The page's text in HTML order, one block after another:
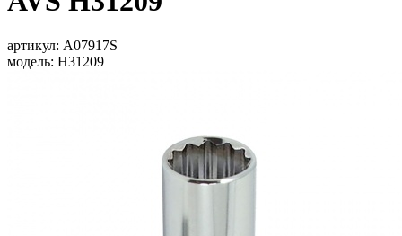
артикул: A07917S
модель: H31209